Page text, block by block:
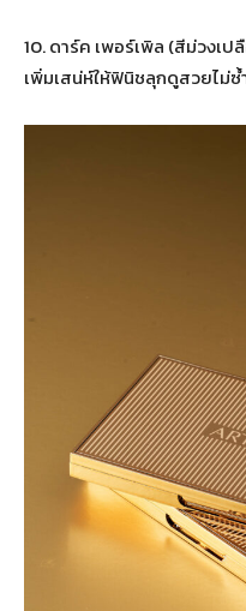
10. ดาร์ค เพอร์เพิล (สีม่วงเ
เพิ่มเสน่ห์ให้ฟินิชลุกดูสวยไม่ซ้